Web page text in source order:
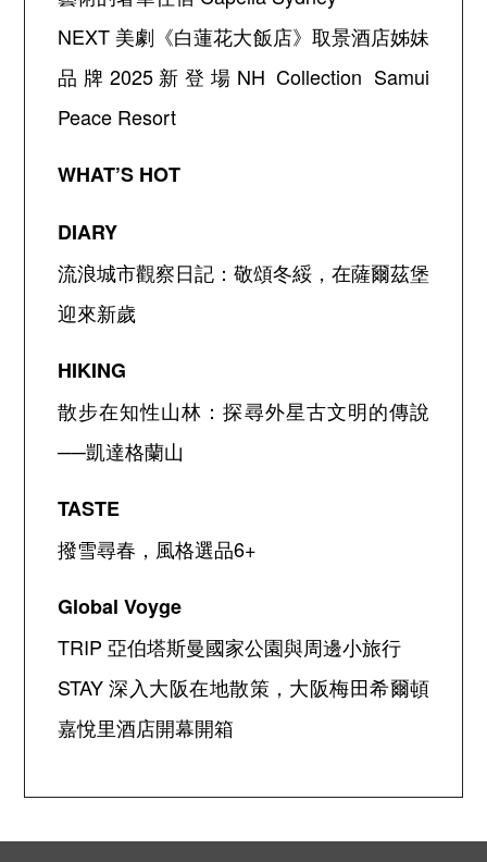
NEXT 美劇《白蓮花大飯店》取景酒店姊妹
品牌 2025新登場 NH Collection Samui
Peace Resort
WHAT’S HOT
DIARY
流浪城市觀察日記：敬頌冬綏，在薩爾茲堡
迎來新歲
HIKING
散步在知性山林：探尋外星古文明的傳說
──凱達格蘭山
TASTE
撥雪尋春，風格選品6+
Global Voyge
TRIP 亞伯塔斯曼國家公園與周邊小旅行
STAY深入大阪在地散策，大阪梅田希爾頓
嘉悅里酒店開幕開箱